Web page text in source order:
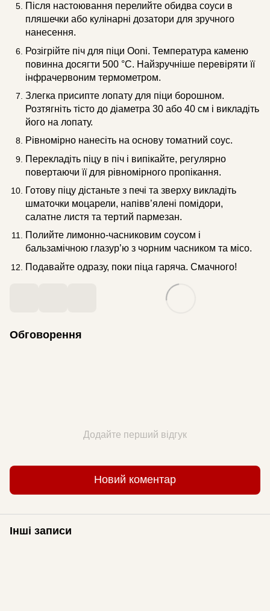
Після настоювання перелийте обидва соуси в
пляшечки або кулінарні дозатори для зручного
нанесення.
Розігрійте піч для піци Ooni. Температура каменю
повинна досягти 500 °C. Найзручніше перевіряти її
інфрачервоним термометром.
Злегка присипте лопату для піци борошном.
Розтягніть тісто до діаметра 30 або 40 см і викладіть
його на лопату.
Рівномірно нанесіть на основу томатний соус.
Перекладіть піцу в піч і випікайте, регулярно
повертаючи її для рівномірного пропікання.
Готову піцу дістаньте з печі та зверху викладіть
шматочки моцарели, напівв’ялені помідори,
салатне листя та тертий пармезан.
Полийте лимонно-часниковим соусом і
бальзамічною глазур’ю з чорним часником та місо.
Подавайте одразу, поки піца гаряча. Смачного!
Обговорення
Додайте перший відгук
Новий коментар
Інші записи